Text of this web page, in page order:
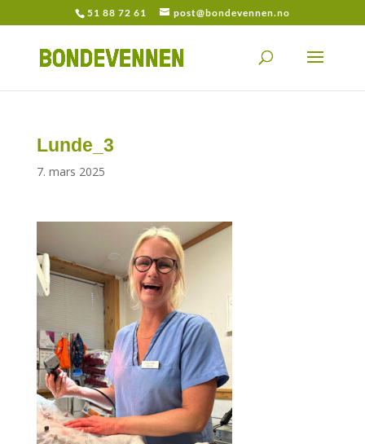
51 88 72 61 post@bondevennen.no
Lunde_3
7. mars 2025